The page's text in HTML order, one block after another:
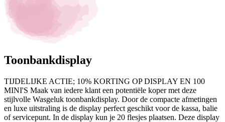
Toonbankdisplay
TIJDELIJKE ACTIE; 10% KORTING OP DISPLAY EN 100
MINI'S Maak van iedere klant een potentiële koper met deze
stijlvolle Wasgeluk toonbankdisplay. Door de compacte afmetingen
en luxe uitstraling is de display perfect geschikt voor de kassa, balie
of servicepunt. In de display kun je 20 flesjes plaatsen. Deze display